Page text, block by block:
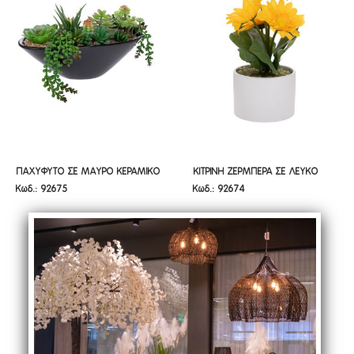
ΠΑΧΥΦΥΤΟ ΣΕ ΜΑΥΡΟ ΚΕΡΑΜΙΚΟ
ΓΛΑΣΤΡΑΚΙ 18ΕΚ
ΠΑΧΥΦΥΤΟ ΣΕ ΜΑΥΡΟ ΚΕΡΑΜΙΚΟ
ΓΛΑΣΤΡΑΚΙ 18ΕΚ
Κωδ.: 92675
ΚΙΤΡΙΝΗ ΖΕΡΜΠΕΡΑ ΣΕ ΛΕΥΚΟ
ΚΕΡΑΜΙΚΟ ΓΛΑΣΤΡΑΚΙ 20ΕΚ
ΚΙΤΡΙΝΗ ΖΕΡΜΠΕΡΑ ΣΕ ΛΕΥΚΟ
ΚΕΡΑΜΙΚΟ ΓΛΑΣΤΡΑΚΙ 20ΕΚ
Κωδ.: 92674